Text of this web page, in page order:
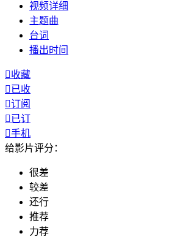
视频详细
主题曲
台词
播出时间
收藏
已收
订阅
已订
手机
给影片评分：
很差
较差
还行
推荐
力荐